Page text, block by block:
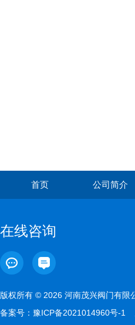
首页 公司简介
在线咨询
版权所有 © 2026 河南茂兴阀门有
备案号： 豫ICP备2021014960号-1